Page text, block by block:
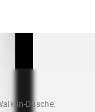
in-Dusche.